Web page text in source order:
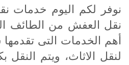
نوفر لكم اليوم خدمات
نقل العفش من الطائف
أهم الخدمات التى
لنقل الاثاث، ويتم